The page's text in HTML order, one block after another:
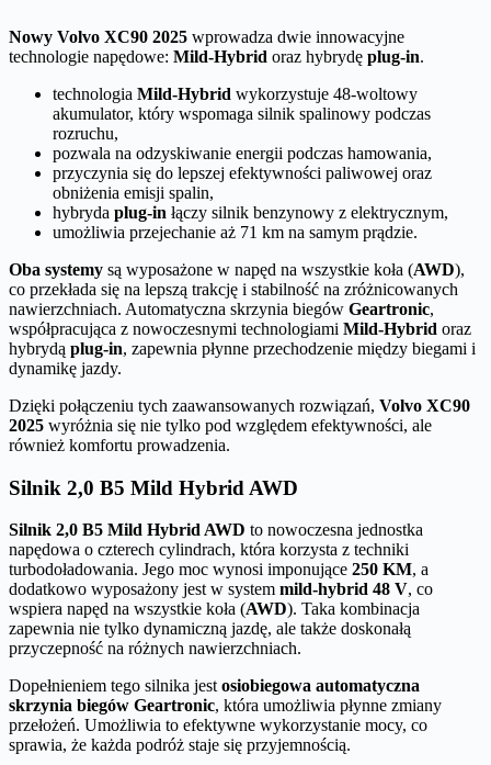
Nowy Volvo XC90 2025 wprowadza dwie innowacyjne
technologie napędowe: Mild-Hybrid oraz hybrydę plug-in.
technologia Mild-Hybrid wykorzystuje 48-woltowy
akumulator, który wspomaga silnik spalinowy podczas
rozruchu,
pozwala na odzyskiwanie energii podczas hamowania,
przyczynia się do lepszej efektywności paliwowej oraz
obniżenia emisji spalin,
hybryda plug-in łączy silnik benzynowy z elektrycznym,
umożliwia przejechanie aż 71 km na samym prądzie.
Oba systemy są wyposażone w napęd na wszystkie koła (AWD),
co przekłada się na lepszą trakcję i stabilność na zróżnicowanych
nawierzchniach. Automatyczna skrzynia biegów Geartronic,
współpracująca z nowoczesnymi technologiami Mild-Hybrid oraz
hybrydą plug-in, zapewnia płynne przechodzenie między biegami i
dynamikę jazdy.
Dzięki połączeniu tych zaawansowanych rozwiązań, Volvo XC90
2025 wyróżnia się nie tylko pod względem efektywności, ale
również komfortu prowadzenia.
Silnik 2,0 B5 Mild Hybrid AWD
Silnik 2,0 B5 Mild Hybrid AWD to nowoczesna jednostka
napędowa o czterech cylindrach, która korzysta z techniki
turbodoładowania. Jego moc wynosi imponujące 250 KM, a
dodatkowo wyposażony jest w system mild-hybrid 48 V, co
wspiera napęd na wszystkie koła (AWD). Taka kombinacja
zapewnia nie tylko dynamiczną jazdę, ale także doskonałą
przyczepność na różnych nawierzchniach.
Dopełnieniem tego silnika jest osiobiegowa automatyczna
skrzynia biegów Geartronic, która umożliwia płynne zmiany
przełożeń. Umożliwia to efektywne wykorzystanie mocy, co
sprawia, że każda podróż staje się przyjemnością.